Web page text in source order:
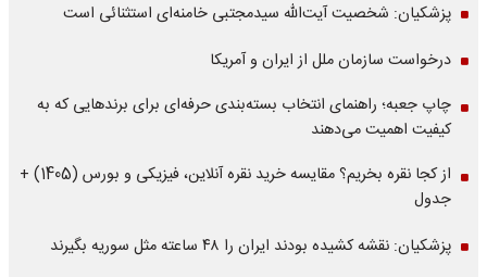
پزشکیان: شخصیت آیت‌الله سیدمجتبی خامنه‌ای استثنائی است
درخواست سازمان ملل از ایران و آمریکا
چاپ جعبه؛ راهنمای انتخاب بسته‌بندی حرفه‌ای برای برندهایی که به
کیفیت اهمیت می‌دهند
از کجا نقره بخریم؟ مقایسه خرید نقره آنلاین، فیزیکی و بورس (1405) +
جدول
پزشکیان: نقشه کشیده بودند ایران را ۴۸ ساعته مثل سوریه بگیرند